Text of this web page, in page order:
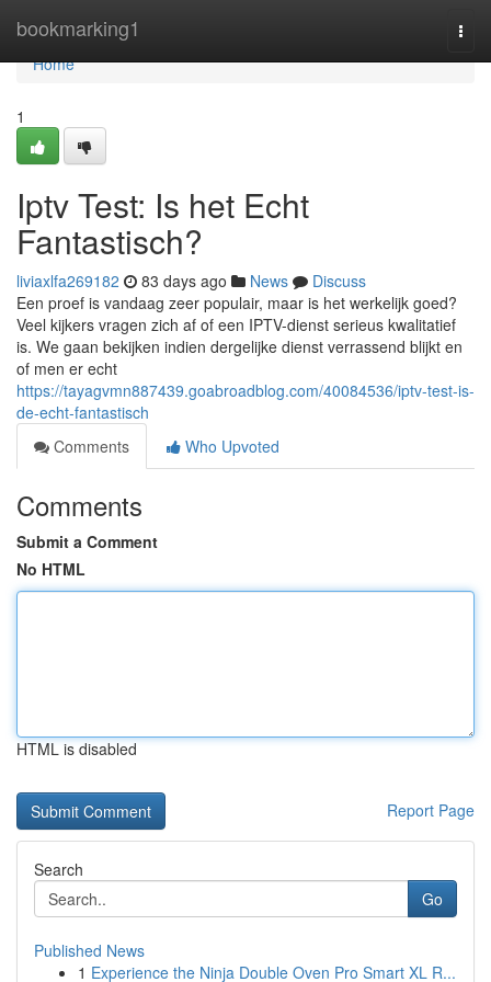
bookmarking1
Home
Home
1
Iptv Test: Is het Echt
Fantastisch?
liviaxlfa269182 83 days ago News
Discuss
Een proef is vandaag zeer populair, maar is het werkelijk goed?
Veel kijkers vragen zich af of een IPTV-dienst serieus kwalitatief
is. We gaan bekijken indien dergelijke dienst verrassend blijkt en
of men er echt
https://tayagvmn887439.goabroadblog.com/40084536/iptv-test-is-
de-echt-fantastisch
Comments
Who Upvoted
Comments
Submit a Comment
No HTML
HTML is disabled
Report Page
Search
Go
Published News
1 Experience the Ninja Double Oven Pro Smart XL R...